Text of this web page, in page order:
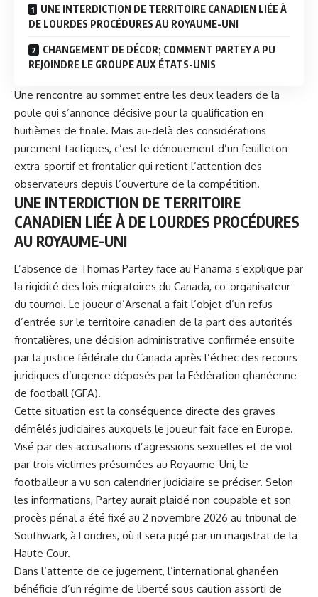
UNE INTERDICTION DE TERRITOIRE CANADIEN LIÉE À
DE LOURDES PROCÉDURES AU ROYAUME-UNI
CHANGEMENT DE DÉCOR; COMMENT PARTEY A PU
REJOINDRE LE GROUPE AUX ÉTATS-UNIS
Une rencontre au sommet entre les deux leaders de la
poule qui s’annonce décisive pour la qualification en
huitièmes de finale. Mais au-delà des considérations
purement tactiques, c’est le dénouement d’un feuilleton
extra-sportif et frontalier qui retient l’attention des
observateurs depuis l’ouverture de la compétition.
UNE INTERDICTION DE TERRITOIRE
CANADIEN LIÉE À DE LOURDES PROCÉDURES
AU ROYAUME-UNI
L’absence de Thomas Partey face au Panama s’explique par
la rigidité des lois migratoires du Canada, co-organisateur
du tournoi. Le joueur d’Arsenal a fait l’objet d’un refus
d’entrée sur le territoire canadien de la part des autorités
frontalières, une décision administrative confirmée ensuite
par la justice fédérale du Canada après l’échec des recours
juridiques d’urgence déposés par la Fédération ghanéenne
de football (GFA).
Cette situation est la conséquence directe des graves
démêlés judiciaires auxquels le joueur fait face en Europe.
Visé par des accusations d’agressions sexuelles et de viol
par trois victimes présumées au Royaume-Uni, le
footballeur a vu son calendrier judiciaire se préciser. Selon
les informations, Partey aurait plaidé non coupable et son
procès pénal a été fixé au 2 novembre 2026 au tribunal de
Southwark, à Londres, où il sera jugé par un magistrat de la
Haute Cour.
Dans l’attente de ce jugement, l’international ghanéen
bénéficie d’un régime de liberté sous caution assorti de